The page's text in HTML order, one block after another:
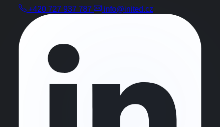
+420 727 937 787 info@inited.cz